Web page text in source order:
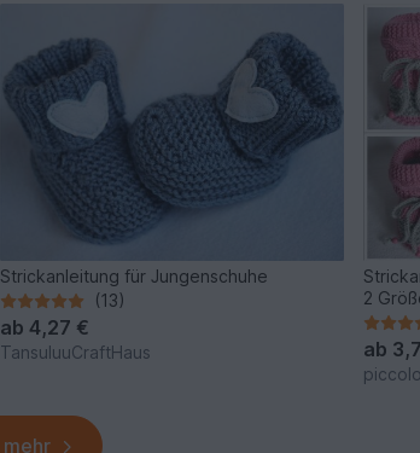
Strickanleitung für Jungenschuhe
(13)
ab4,27 €
TansuluuCraftHaus
2
ab